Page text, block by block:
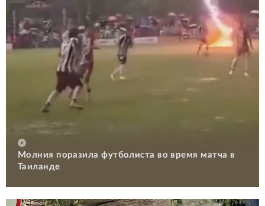
Молния поразила футболиста во время матча в
Таиланде